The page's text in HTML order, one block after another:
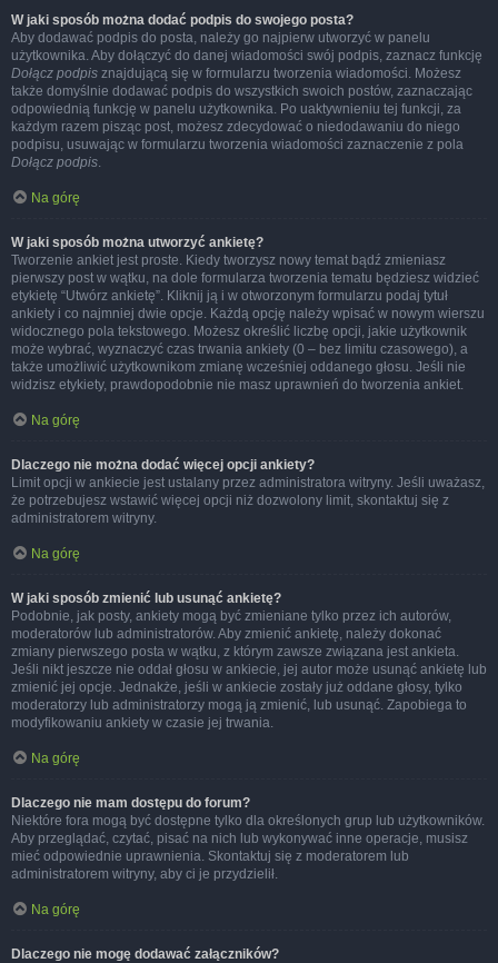
W jaki sposób można dodać podpis do swojego posta?
Aby dodawać podpis do posta, należy go najpierw utworzyć w panelu
użytkownika. Aby dołączyć do danej wiadomości swój podpis, zaznacz funkcję
Dołącz podpis znajdującą się w formularzu tworzenia wiadomości. Możesz
także domyślnie dodawać podpis do wszystkich swoich postów, zaznaczając
odpowiednią funkcję w panelu użytkownika. Po uaktywnieniu tej funkcji, za
każdym razem pisząc post, możesz zdecydować o niedodawaniu do niego
podpisu, usuwając w formularzu tworzenia wiadomości zaznaczenie z pola
Dołącz podpis.
Na górę
W jaki sposób można utworzyć ankietę?
Tworzenie ankiet jest proste. Kiedy tworzysz nowy temat bądź zmieniasz
pierwszy post w wątku, na dole formularza tworzenia tematu będziesz widzieć
etykietę “Utwórz ankietę”. Kliknij ją i w otworzonym formularzu podaj tytuł
ankiety i co najmniej dwie opcje. Każdą opcję należy wpisać w nowym wierszu
widocznego pola tekstowego. Możesz określić liczbę opcji, jakie użytkownik
może wybrać, wyznaczyć czas trwania ankiety (0 – bez limitu czasowego), a
także umożliwić użytkownikom zmianę wcześniej oddanego głosu. Jeśli nie
widzisz etykiety, prawdopodobnie nie masz uprawnień do tworzenia ankiet.
Na górę
Dlaczego nie można dodać więcej opcji ankiety?
Limit opcji w ankiecie jest ustalany przez administratora witryny. Jeśli uważasz,
że potrzebujesz wstawić więcej opcji niż dozwolony limit, skontaktuj się z
administratorem witryny.
Na górę
W jaki sposób zmienić lub usunąć ankietę?
Podobnie, jak posty, ankiety mogą być zmieniane tylko przez ich autorów,
moderatorów lub administratorów. Aby zmienić ankietę, należy dokonać
zmiany pierwszego posta w wątku, z którym zawsze związana jest ankieta.
Jeśli nikt jeszcze nie oddał głosu w ankiecie, jej autor może usunąć ankietę lub
zmienić jej opcje. Jednakże, jeśli w ankiecie zostały już oddane głosy, tylko
moderatorzy lub administratorzy mogą ją zmienić, lub usunąć. Zapobiega to
modyfikowaniu ankiety w czasie jej trwania.
Na górę
Dlaczego nie mam dostępu do forum?
Niektóre fora mogą być dostępne tylko dla określonych grup lub użytkowników.
Aby przeglądać, czytać, pisać na nich lub wykonywać inne operacje, musisz
mieć odpowiednie uprawnienia. Skontaktuj się z moderatorem lub
administratorem witryny, aby ci je przydzielił.
Na górę
Dlaczego nie mogę dodawać załączników?